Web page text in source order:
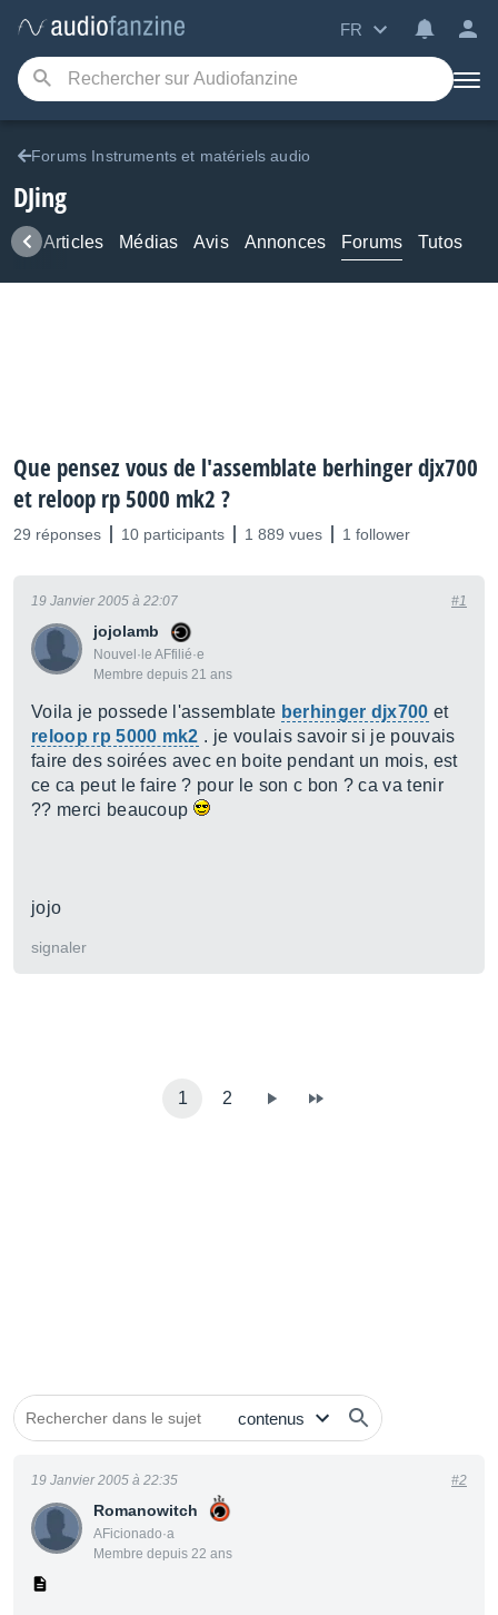
FR
Forums Instruments et matériels audio
DJing
Articles Médias Avis Annonces Forums Tutos
Que pensez vous de l'assemblate berhinger djx700
et reloop rp 5000 mk2 ?
29 réponses 10 participants 1 889 vues 1 follower
jojolamb
Nouvel·le AFfilié·e
Membre depuis 21 ans
19 Janvier 2005 à 22:07 #1
Voila je possede l'assemblate berhinger djx700 et
reloop rp 5000 mk2 . je voulais savoir si je pouvais
faire des soirées avec en boite pendant un mois, est
ce ca peut le faire ? pour le son c bon ? ca va tenir
?? merci beaucoup
jojo
signaler
1 2
Romanowitch
AFicionado·a
Membre depuis 22 ans
19 Janvier 2005 à 22:35 #2